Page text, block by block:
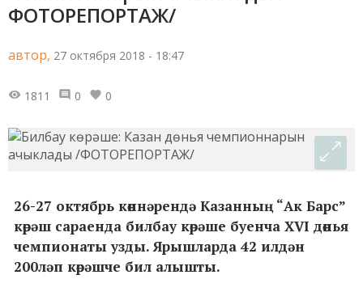
ФОТОРЕПОРТАЖ/
автор, 27 октября 2018 - 18:47
1811 0 0
26-27 октябрь көннәрендә Казанның “Ак Барс”
көрәш сараенда билбау көрәше буенча XVI дөнья
чемпионаты узды. Ярышларда 42 илдән
200ләп көрәшче бил алышты.